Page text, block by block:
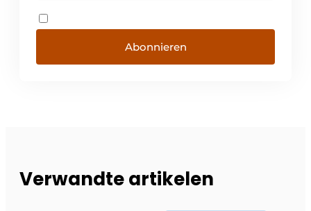
Abonnieren
Verwandte artikelen